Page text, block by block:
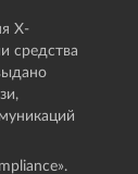
X-
средства